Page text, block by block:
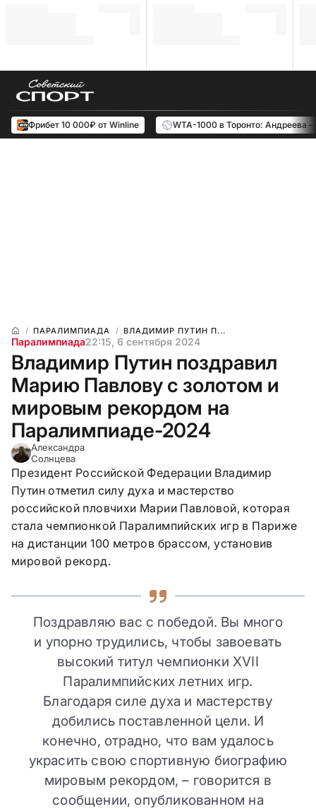
Фрибет 10 000₽ от Winline WTA-1000 в Торонто: Андреева
ПАРАЛИМПИАДА ВЛАДИМИР ПУТИН П...
Паралимпиада22:15, 6 сентября 2024
Владимир Путин поздравил
Марию Павлову с золотом и
мировым рекордом на
Паралимпиаде-2024
Александра
Солнцева
Президент Российской Федерации Владимир
Путин отметил силу духа и мастерство
российской пловчихи Марии Павловой, которая
стала чемпионкой Паралимпийских игр в Париже
на дистанции 100 метров брассом, установив
мировой рекорд.
Поздравляю вас с победой. Вы много
и упорно трудились, чтобы завоевать
высокий титул чемпионки XVII
Паралимпийских летних игр.
Благодаря силе духа и мастерству
добились поставленной цели. И
конечно, отрадно, что вам удалось
украсить свою спортивную биографию
мировым рекордом, – говорится в
сообщении, опубликованном на